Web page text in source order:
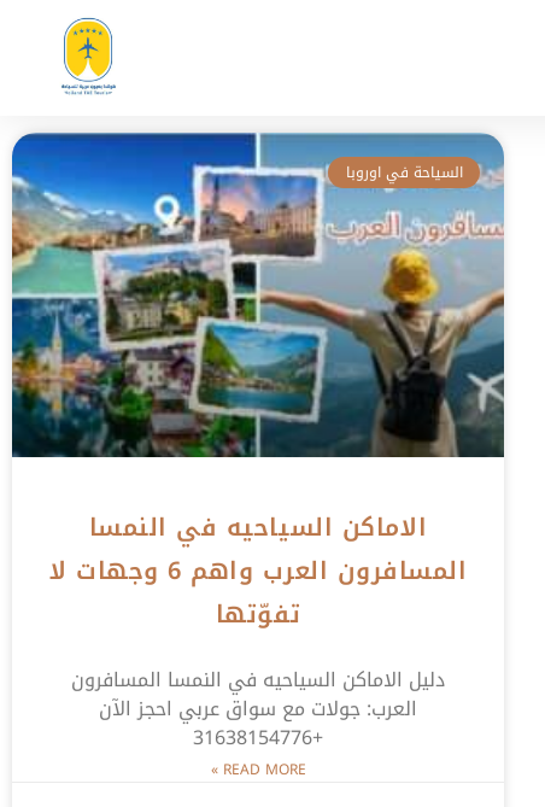
السياحة في اوروبا
الاماكن السياحيه في النمسا
المسافرون العرب واهم 6 وجهات لا
تفوّتها
دليل الاماكن السياحيه في النمسا المسافرون
العرب: جولات مع سواق عربي احجز الآن
+31638154776
READ MORE »